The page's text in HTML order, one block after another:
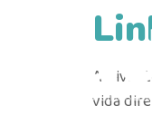
A
vida